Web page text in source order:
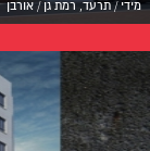
מידי / תרעד, רמת גן / אורבן